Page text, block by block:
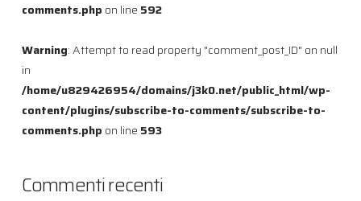
comments.php on line 592
Warning: Attempt to read property "comment_post_ID" on null
in
/home/u829426954/domains/j3k0.net/public_html/wp-
content/plugins/subscribe-to-comments/subscribe-to-
comments.php on line 593
Commenti recenti